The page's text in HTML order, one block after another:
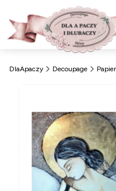
DlaApaczy Decoupage